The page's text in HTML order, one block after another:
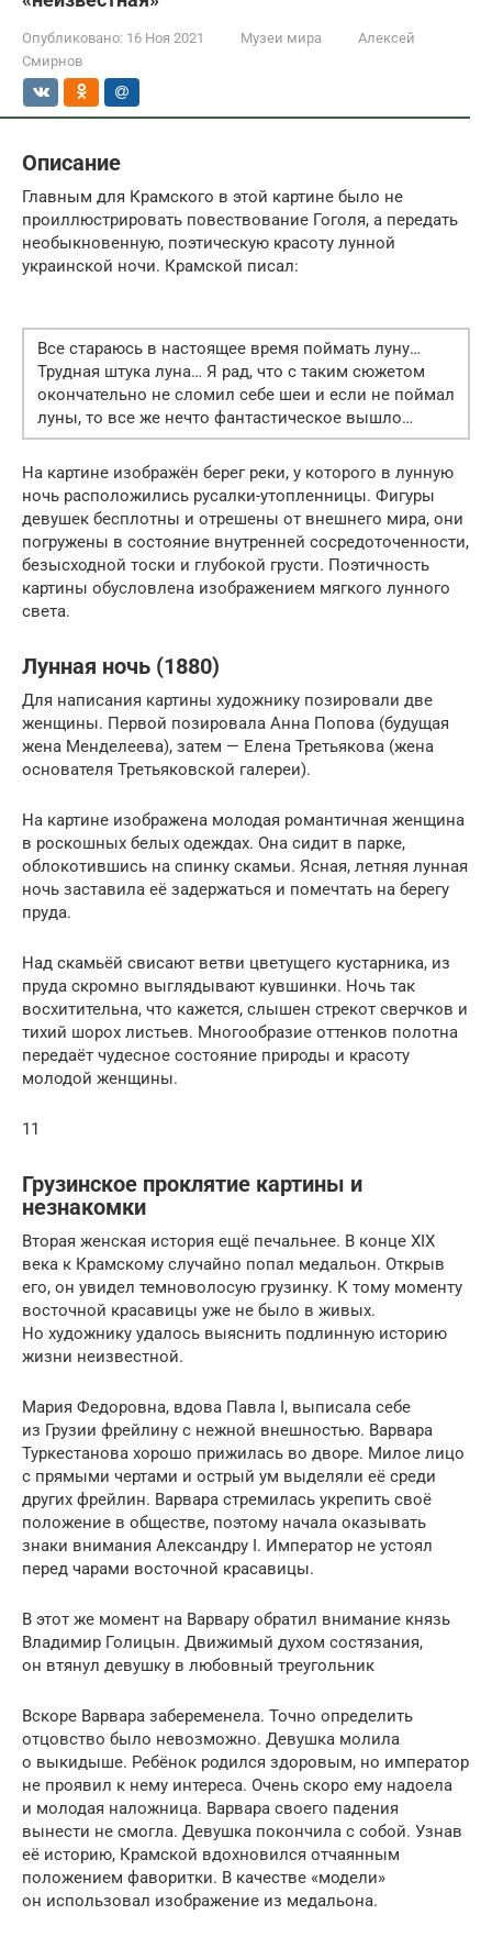
Опубликовано: 16 Ноя 2021 Музеи мира
Алексей
Смирнов
Описание
Главным для Крамского в этой картине было не
проиллюстрировать повествование Гоголя, а передать
необыкновенную, поэтическую красоту лунной
украинской ночи. Крамской писал:
Все стараюсь в настоящее время поймать луну…
Трудная штука луна… Я рад, что с таким сюжетом
окончательно не сломил себе шеи и если не поймал
луны, то все же нечто фантастическое вышло…
На картине изображён берег реки, у которого в лунную
ночь расположились русалки-утопленницы. Фигуры
девушек бесплотны и отрешены от внешнего мира, они
погружены в состояние внутренней сосредоточенности,
безысходной тоски и глубокой грусти. Поэтичность
картины обусловлена изображением мягкого лунного
света.
Лунная ночь (1880)
Для написания картины художнику позировали две
женщины. Первой позировала Анна Попова (будущая
жена Менделеева), затем — Елена Третьякова (жена
основателя Третьяковской галереи).
На картине изображена молодая романтичная женщина
в роскошных белых одеждах. Она сидит в парке,
облокотившись на спинку скамьи. Ясная, летняя лунная
ночь заставила её задержаться и помечтать на берегу
пруда.
Над скамьёй свисают ветви цветущего кустарника, из
пруда скромно выглядывают кувшинки. Ночь так
восхитительна, что кажется, слышен стрекот сверчков и
тихий шорох листьев. Многообразие оттенков полотна
передаёт чудесное состояние природы и красоту
молодой женщины.
11
Грузинское проклятие картины и
незнакомки
Вторая женская история ещё печальнее. В конце XIX
века к Крамскому случайно попал медальон. Открыв
его, он увидел темноволосую грузинку. К тому моменту
восточной красавицы уже не было в живых.
Но художнику удалось выяснить подлинную историю
жизни неизвестной.
Мария Федоровна, вдова Павла I, выписала себе
из Грузии фрейлину с нежной внешностью. Варвара
Туркестанова хорошо прижилась во дворе. Милое лицо
с прямыми чертами и острый ум выделяли её среди
других фрейлин. Варвара стремилась укрепить своё
положение в обществе, поэтому начала оказывать
знаки внимания Александру I. Император не устоял
перед чарами восточной красавицы.
В этот же момент на Варвару обратил внимание князь
Владимир Голицын. Движимый духом состязания,
он втянул девушку в любовный треугольник
Вскоре Варвара забеременела. Точно определить
отцовство было невозможно. Девушка молила
о выкидыше. Ребёнок родился здоровым, но император
не проявил к нему интереса. Очень скоро ему надоела
и молодая наложница. Варвара своего падения
вынести не смогла. Девушка покончила с собой. Узнав
её историю, Крамской вдохновился отчаянным
положением фаворитки. В качестве «модели»
он использовал изображение из медальона.